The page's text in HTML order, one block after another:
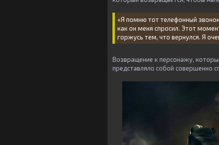
«Я помню тот телефонный
как он меня спросил. Этот
горжусь тем, что вернулся. Я
Возвращение к персонажу,
представляло собой совершенно